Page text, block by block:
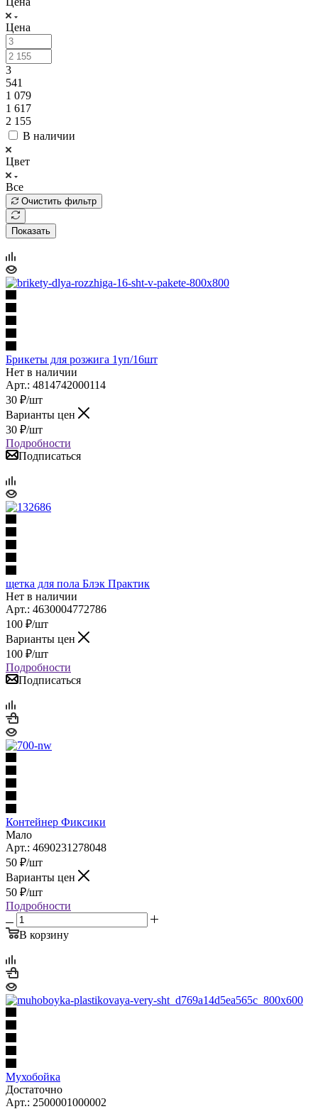
Цена
3
541
1 079
1 617
2 155
В наличии
Цвет
Все
Очистить фильтр
Показать
Брикеты для розжига 1уп/16шт
Нет в наличии
Арт.: 4814742000114
30 ₽/шт
Варианты цен
30 ₽/шт
Подробности
Подписаться
щетка для пола Блэк Практик
Нет в наличии
Арт.: 4630004772786
100 ₽/шт
Варианты цен
100 ₽/шт
Подробности
Подписаться
Контейнер Фиксики
Мало
Арт.: 4690231278048
50 ₽/шт
Варианты цен
50 ₽/шт
Подробности
В корзину
Мухобойка
Достаточно
Арт.: 2500001000002